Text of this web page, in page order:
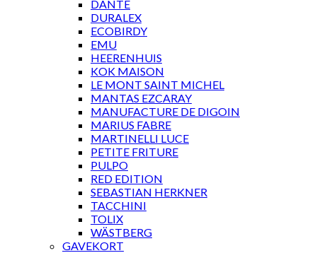
DANTE
DURALEX
ECOBIRDY
EMU
HEERENHUIS
KOK MAISON
LE MONT SAINT MICHEL
MANTAS EZCARAY
MANUFACTURE DE DIGOIN
MARIUS FABRE
MARTINELLI LUCE
PETITE FRITURE
PULPO
RED EDITION
SEBASTIAN HERKNER
TACCHINI
TOLIX
WÄSTBERG
GAVEKORT